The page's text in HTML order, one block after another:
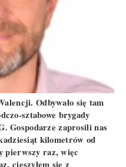
Odbywało się tam
sztabowe brygady
Gospodarze zaprosili nas
kilometrów od
pierwszy raz, więc
cieszyłem się z